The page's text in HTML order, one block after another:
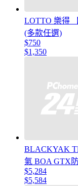
LOTTO 樂得
(多款任選)
$750
$1,350
BLACKYAK
氣 BOA GTX
$5,284
$5,584